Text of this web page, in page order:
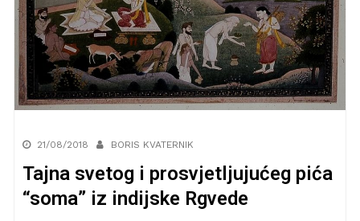
21/08/2018 BORIS KVATERNIK
Tajna svetog i prosvjetljujućeg pića
“soma” iz indijske Rgvede